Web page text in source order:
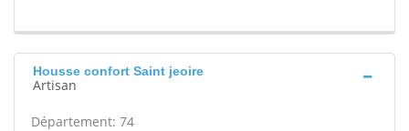
Housse confort Saint jeoire
Artisan
Département: 74